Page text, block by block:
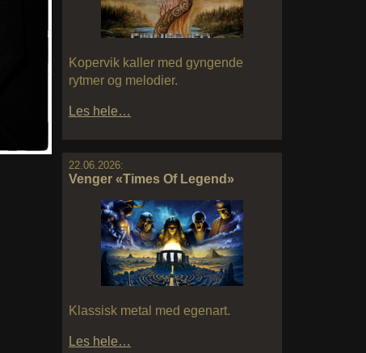
Kopervik kaller med gyngende
rytmer og melodier.
Les hele…
22.06.2026:
Venger «Times Of Legend»
Klassisk metal med egenart.
Les hele…